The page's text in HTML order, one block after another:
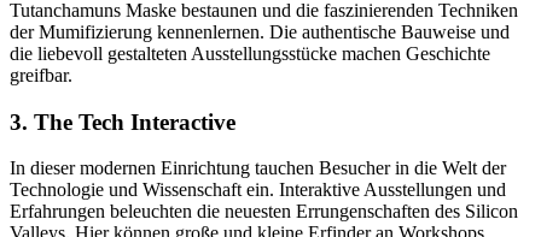
Tutanchamuns Maske bestaunen und die faszinierenden Techniken
der Mumifizierung kennenlernen. Die authentische Bauweise und
die liebevoll gestalteten Ausstellungsstücke machen Geschichte
greifbar.
3. The Tech Interactive
In dieser modernen Einrichtung tauchen Besucher in die Welt der
Technologie und Wissenschaft ein. Interaktive Ausstellungen und
Erfahrungen beleuchten die neuesten Errungenschaften des Silicon